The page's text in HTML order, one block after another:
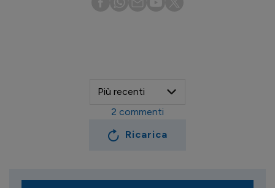
Ricarica
2 commenti